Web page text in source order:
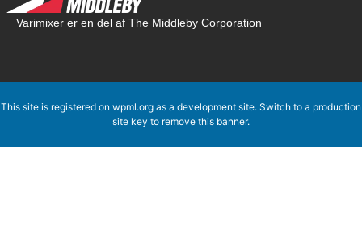
Varimixer er en del af The Middleby Corporation
This site is registered on wpml.org as a development site. Switch to a production
site key to remove this banner.